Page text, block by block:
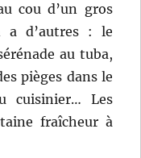
cou d’un gros
a d’autres : le
au tuba,
pièges dans le
cuisinier… Les
fraîcheur à